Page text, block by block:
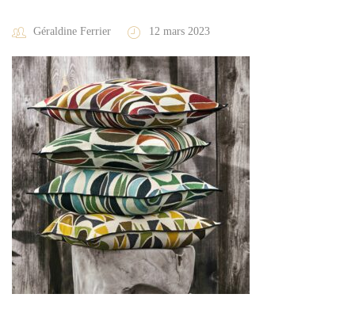
Géraldine Ferrier 12 mars 2023